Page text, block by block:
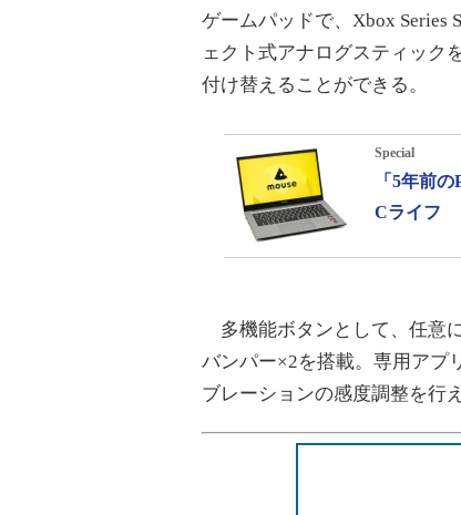
ゲームパッドで、Xbox Series
ェクト式アナログスティック
付け替えることができる。
Special
「5年前
Cライフ
多機能ボタンとして、任意
バンパー×2を搭載。専用アプ
ブレーションの感度調整を行え